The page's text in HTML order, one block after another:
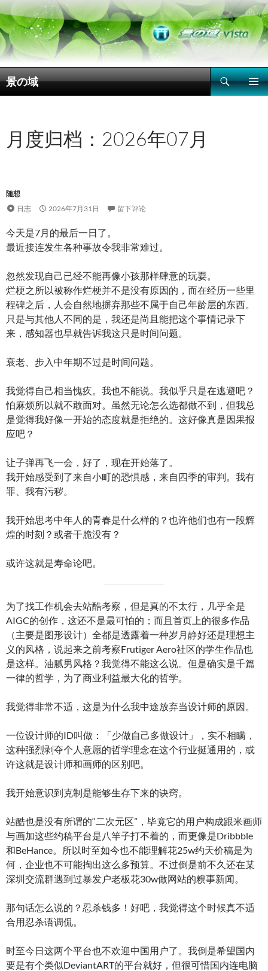
景の域
搜
索
文
月度归档：2026年07月
随想
日志
2026年7月31日 留下评论
今天是7月的最后一日了。
最近接连发生各种事故令我非常难过。
忽然发现自己已经不能再像小孩那样肆意的玩耍。
烂梗之所以被称作烂梗并不是没有原因的，而在经历一些里
程碑之后，人会自然地摒弃那些不属于自己年龄层的东西。
只是与其他人不同的是，我还是尚且能把这个事情记录下
来，感知器也早就告诉我这只是时间问题。
衰老、步入中年期不过是时间问题。
我觉得自己相当愧疚。我也不能说。我似乎只是在逃避吧？
怕麻烦所以就不敢面对。虽然无论怎么选都做不到，但我总
是觉得我好像一开始的态度就是拒绝的。这好像真是因果报
应吧？
让子弹再飞一会，好了，现在开始落了。
我开始感受到了来自小町的恐惧感，来自四季的审判。我有
罪、我有污秽。
我开始思考中年人的青春是什么样的？也许他们也有一段辉
煌的时刻？或者干脆没有？
或许这就是寿命论吧。
为了找工作机会去站酷考察，但是真的不太行，几乎全是
AIGC的创作，这还不是最可怕的；而且首页上的很多作品
（主要是图形设计）全都是透露着一种岁月静好还是理想主
义的风格，说起来之前考察Frutiger Aero社区的学生作品也
是这样。油腻男风格？我觉得不能这么说。但是确实是千篇
一律的哲学，为了商业利益最大化的哲学。
我觉得非常不适，这是为什么我中途放弃当设计师的原因。
一位设计师的ID叫做：「少做自己多做设计」，实不相瞒，
这种强烈剥夺个人意愿的哲学理念在这个行业挺通用的，或
许这就是设计师和画师的区别吧。
我开始意识到克制是能够生存下来的诀窍。
站酷也是没有所谓的“二次元区”，毕竟它的用户构成跟米画师
与画加这些约稿平台是八竿子打不着的，而更像是Dribbble
和BeHance。所以时至如今也不能理解花25w约天价稿是为
何，企业也不可能掏出这么多预算。不过倒是前不久还在某
深圳交流群遇到过暴发户老板花30w做网站的糗事新闻。
那句话怎么说的？忍杀钱多！好吧，我觉得这个时候真不适
合用忍杀语调侃。
时至今日这两个平台也不欢迎中国用户了。我倒是希望国内
要是有个类似DeviantART的平台就好，但很可惜国内连电脑